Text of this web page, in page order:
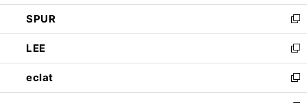
ウ
で
開
く
ン
ド
ウ
で
開
く
ウ
ィ
ン
ド
ウ
で
開
し
い
ウ
ィ
ン
ド
ウ
SPUR
新
し
い
ウ
ィ
ン
LEE
新
し
い
ウ
eclat
新
し